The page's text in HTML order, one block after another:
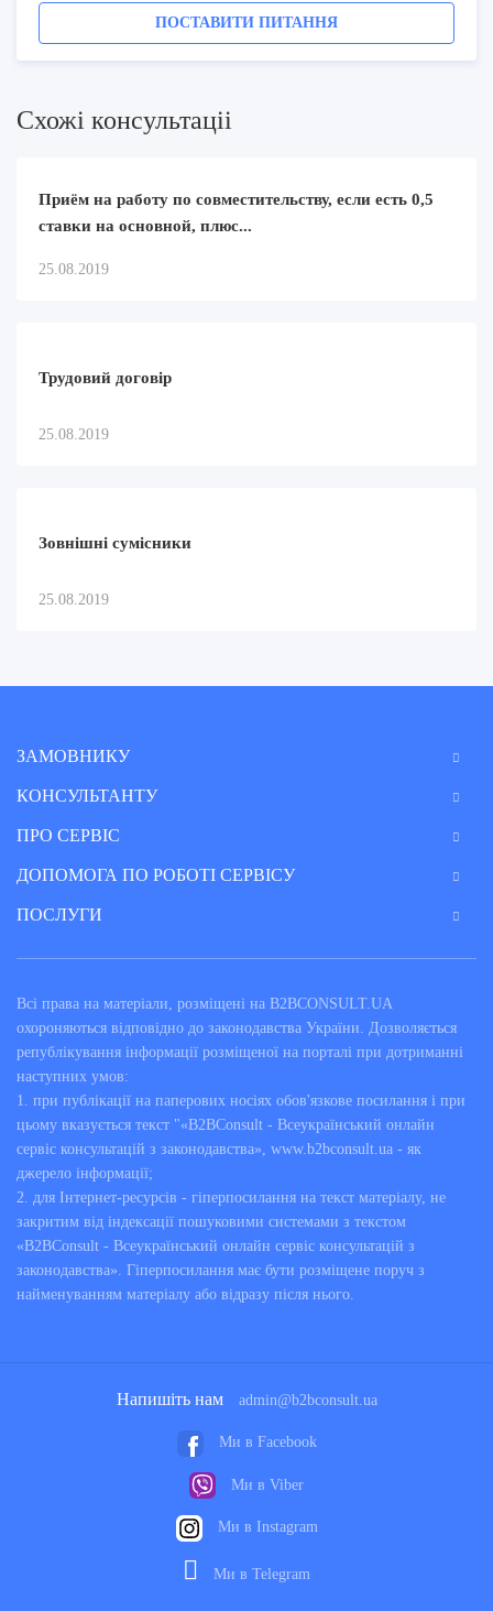
ПОСТАВИТИ ПИТАННЯ
Схожi консультацii
Приём на работу по совместительству, если есть 0,5
ставки на основной, плюс...
25.08.2019
Трудовий договір
25.08.2019
Зовнішні сумісники
25.08.2019
ЗАМОВНИКУ
КОНСУЛЬТАНТУ
ПРО СЕРВІС
ДОПОМОГА ПО РОБОТІ СЕРВІСУ
ПОСЛУГИ
Всі права на матеріали, розміщені на B2BCONSULT.UA
охороняються відповідно до законодавства України. Дозволяється
републікування інформації розміщеної на порталі при дотриманні
наступних умов:
1. при публікації на паперових носіях обов'язкове посилання і при
цьому вказується текст "«B2BConsult - Всеукраїнський онлайн
сервіс консультацій з законодавства», www.b2bconsult.ua - як
джерело інформації;
2. для Інтернет-ресурсів - гіперпосилання на текст матеріалу, не
закритим від індексації пошуковими системами з текстом
«B2BConsult - Всеукраїнський онлайн сервіс консультацій з
законодавства». Гіперпосилання має бути розміщене поруч з
найменуванням матеріалу або відразу після нього.
Напишіть нам admin@b2bconsult.ua
Ми в Facebook
Ми в Viber
Ми в Instagram
Ми в Telegram